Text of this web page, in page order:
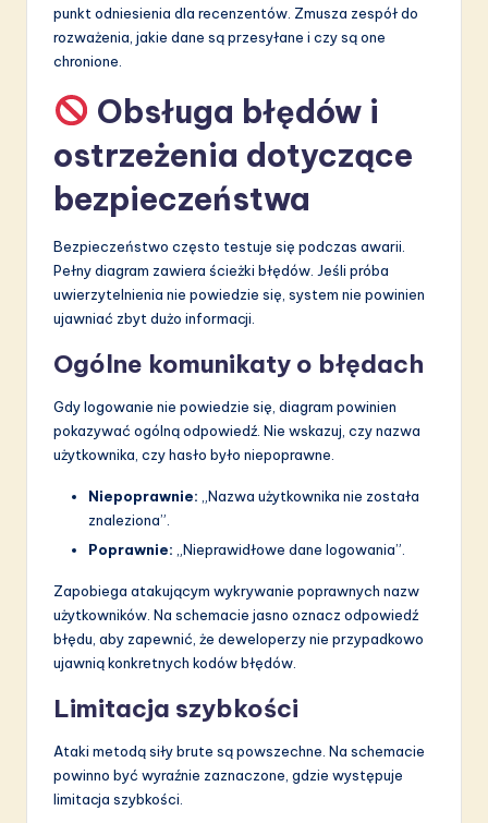
punkt odniesienia dla recenzentów. Zmusza zespół do
rozważenia, jakie dane są przesyłane i czy są one
chronione.
Obsługa błędów i
ostrzeżenia dotyczące
bezpieczeństwa
Bezpieczeństwo często testuje się podczas awarii.
Pełny diagram zawiera ścieżki błędów. Jeśli próba
uwierzytelnienia nie powiedzie się, system nie powinien
ujawniać zbyt dużo informacji.
Ogólne komunikaty o błędach
Gdy logowanie nie powiedzie się, diagram powinien
pokazywać ogólną odpowiedź. Nie wskazuj, czy nazwa
użytkownika, czy hasło było niepoprawne.
Niepoprawnie: „Nazwa użytkownika nie została
znaleziona”.
Poprawnie: „Nieprawidłowe dane logowania”.
Zapobiega atakującym wykrywanie poprawnych nazw
użytkowników. Na schemacie jasno oznacz odpowiedź
błędu, aby zapewnić, że deweloperzy nie przypadkowo
ujawnią konkretnych kodów błędów.
Limitacja szybkości
Ataki metodą siły brute są powszechne. Na schemacie
powinno być wyraźnie zaznaczone, gdzie występuje
limitacja szybkości.